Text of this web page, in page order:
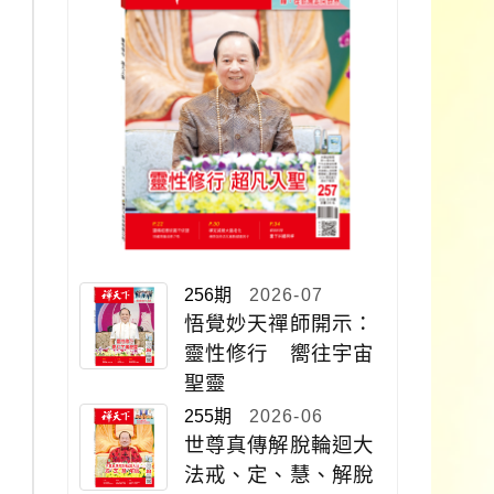
256期 2026-07
悟覺妙天禪師開示：
靈性修行 嚮往宇宙
聖靈
255期 2026-06
世尊真傳解脫輪迴大
法戒、定、慧、解脫